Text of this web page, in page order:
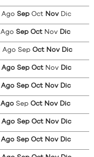
Ago Sep Oct Nov Dic
Ago Sep Oct Nov Dic
Ago Sep Oct Nov Dic
Ago Sep Oct Nov Dic
Ago Sep Oct Nov Dic
Ago Sep Oct Nov Dic
Ago Sep Oct Nov Dic
Ago Sep Oct Nov Dic